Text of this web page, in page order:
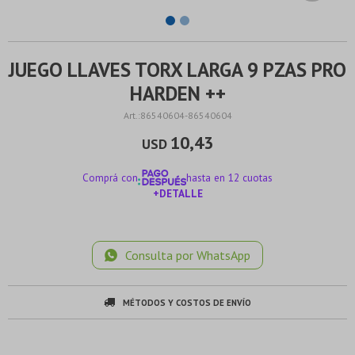
JUEGO LLAVES TORX LARGA 9 PZAS PRO
HARDEN ++
86540604-86540604
USD 10,43
Comprá con
hasta en 12 cuotas
+DETALLE
Consulta por WhatsApp
MÉTODOS Y COSTOS DE ENVÍO